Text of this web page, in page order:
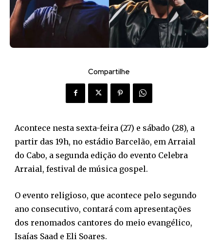
Compartilhe
Acontece nesta sexta-feira (27) e sábado (28), a
partir das 19h, no estádio Barcelão, em Arraial
do Cabo, a segunda edição do evento Celebra
Arraial, festival de música gospel.
O evento religioso, que acontece pelo segundo
ano consecutivo, contará com apresentações
dos renomados cantores do meio evangélico,
Isaías Saad e Eli Soares.